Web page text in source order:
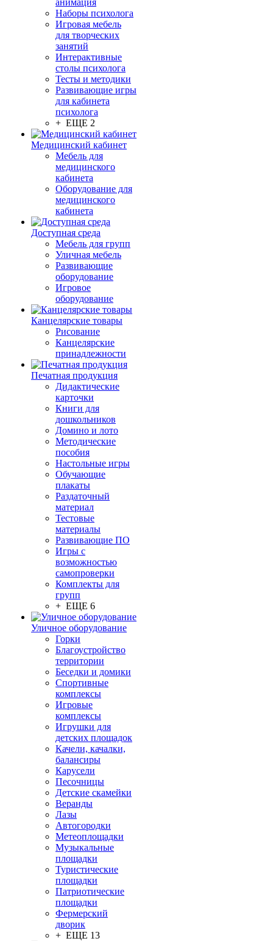
анимация
Наборы психолога
Игровая мебель
для творческих
занятий
Интерактивные
столы психолога
Тесты и методики
Развивающие игры
для кабинета
психолога
+ ЕЩЕ 2
Медицинский кабинет
Мебель для
медицинского
кабинета
Оборудование для
медицинского
кабинета
Доступная среда
Мебель для групп
Уличная мебель
Развивающие
оборудование
Игровое
оборудование
Канцелярские товары
Рисование
Канцелярские
принадлежности
Печатная продукция
Дидактические
карточки
Книги для
дошкольников
Домино и лото
Методические
пособия
Настольные игры
Обучающие
плакаты
Раздаточный
материал
Тестовые
материалы
Развивающие ПО
Игры с
возможностью
самопроверки
Комплекты для
групп
+ ЕЩЕ 6
Уличное оборудование
Горки
Благоустройство
территории
Беседки и домики
Спортивные
комплексы
Игровые
комплексы
Игрушки для
детских площадок
Качели, качалки,
балансиры
Карусели
Песочницы
Детские скамейки
Веранды
Лазы
Автогородки
Метеоплощадки
Музыкальные
площадки
Туристические
площадки
Патриотические
площадки
Фермерский
дворик
+ ЕЩЕ 13